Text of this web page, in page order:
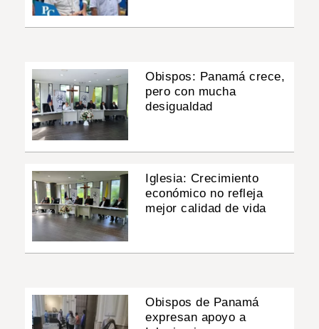
Obispos: Panamá crece,
pero con mucha
desigualdad
Iglesia: Crecimiento
económico no refleja
mejor calidad de vida
Obispos de Panamá
expresan apoyo a